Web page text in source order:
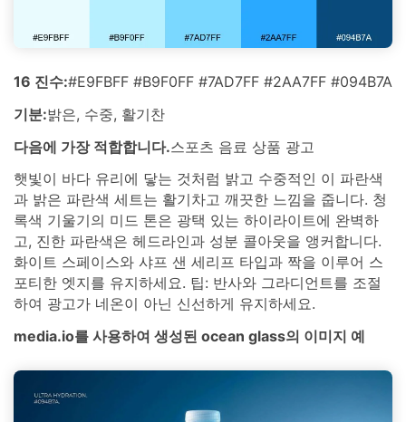
16 진수:#E9FBFF #B9F0FF #7AD7FF #2AA7FF #094B7A
기분:밝은, 수중, 활기찬
다음에 가장 적합합니다.스포츠 음료 상품 광고
햇빛이 바다 유리에 닿는 것처럼 밝고 수중적인 이 파란색
과 밝은 파란색 세트는 활기차고 깨끗한 느낌을 줍니다. 청
록색 기울기의 미드 톤은 광택 있는 하이라이트에 완벽하
고, 진한 파란색은 헤드라인과 성분 콜아웃을 앵커합니다.
화이트 스페이스와 샤프 샌 세리프 타입과 짝을 이루어 스
포티한 엣지를 유지하세요. 팁: 반사와 그라디언트를 조절
하여 광고가 네온이 아닌 신선하게 유지하세요.
media.io를 사용하여 생성된 ocean glass의 이미지 예